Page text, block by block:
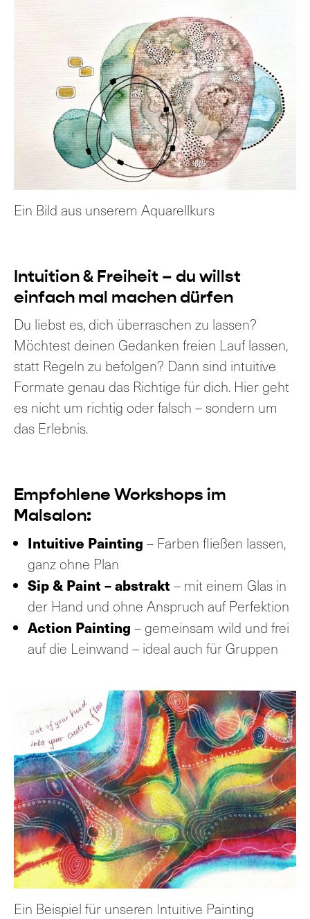
Ein Bild aus unserem Aquarellkurs
Intuition & Freiheit – du willst
einfach mal machen dürfen
Du liebst es, dich überraschen zu lassen?
Möchtest deinen Gedanken freien Lauf lassen,
statt Regeln zu befolgen? Dann sind intuitive
Formate genau das Richtige für dich. Hier geht
es nicht um richtig oder falsch – sondern um
das Erlebnis.
Empfohlene Workshops im
Malsalon:
Intuitive Painting – Farben fließen lassen,
ganz ohne Plan
Sip & Paint – abstrakt – mit einem Glas in
der Hand und ohne Anspruch auf Perfektion
Action Painting – gemeinsam wild und frei
auf die Leinwand – ideal auch für Gruppen
Ein Beispiel für unseren Intuitive Painting